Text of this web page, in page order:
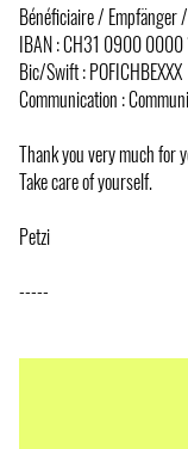
Bénéficiaire / Empfänger
IBAN : CH31 0900
Bic/Swift : POFICHBEXXX
Communication :
Thank you very much for
Take care of yourself.
Petzi
-----